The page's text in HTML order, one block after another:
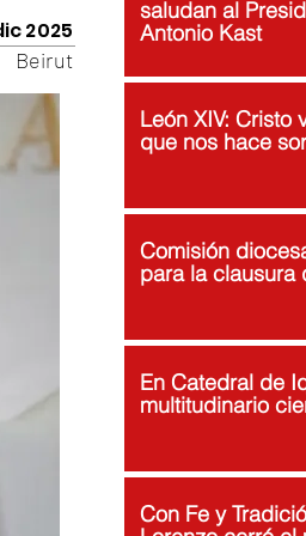
2025
Beirut
saludan al
Antonio Kast
León XIV: Cristo
que nos hace
Comisión
para la clausura
En Catedral de
multitudinario
Con Fe y